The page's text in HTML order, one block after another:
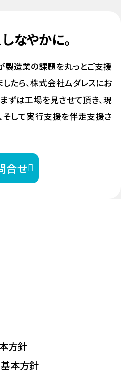
なやかに。
製造業の課題を丸っとご支援
たら、株式会社ムダレスにお
まずは工場を見させて頂き、現
そして実行支援を伴走支援さ
合せ
方針
基本方針